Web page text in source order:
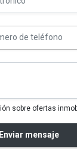
sobre ofertas
Enviar mensaje